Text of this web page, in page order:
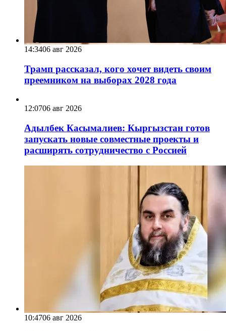
14:3406 авг 2026
Трамп рассказал, кого хочет видеть своим
преемником на выборах 2028 года
12:0706 авг 2026
Адылбек Касымалиев: Кыргызстан готов
запускать новые совместные проекты и
расширять сотрудничество с Россией
10:4706 авг 2026